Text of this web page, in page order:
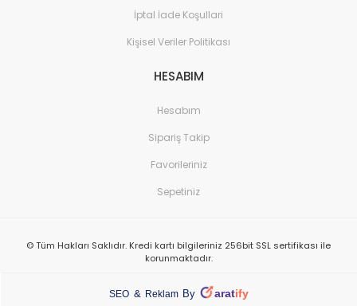
İptal İade Koşullari
Kişisel Veriler Politikası
HESABIM
Hesabım
Sipariş Takip
Favorileriniz
Sepetiniz
© Tüm Hakları Saklıdır. Kredi kartı bilgileriniz 256bit SSL sertifikası ile
korunmaktadır.
SEO & Reklam By aratify